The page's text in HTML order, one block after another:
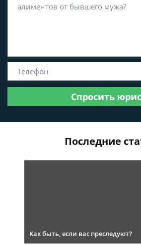
Спросить
Последние
Как быть, если вас преследуют?